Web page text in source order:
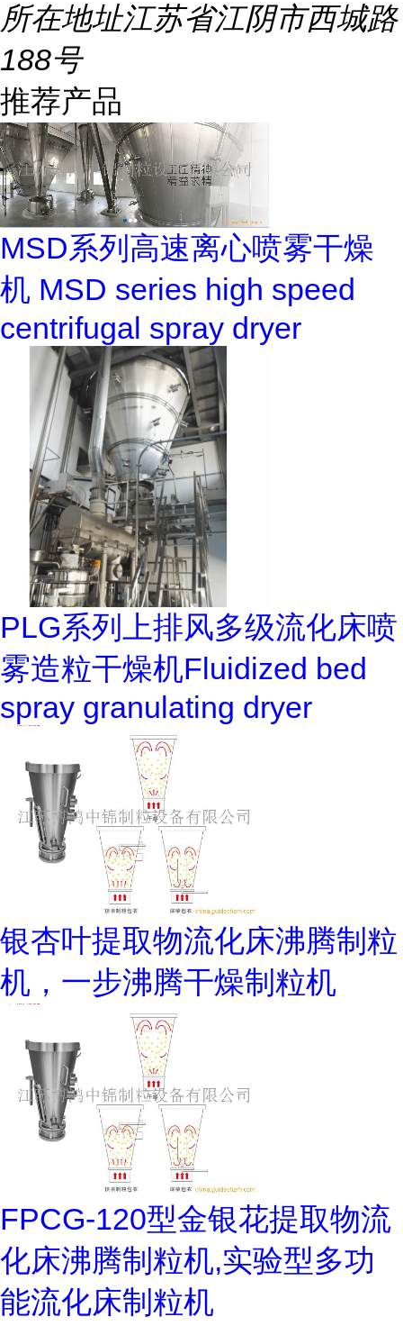
所在地址江苏省江阴市西城路
188号
推荐产品
MSD系列高速离心喷雾干燥
机 MSD series high speed
centrifugal spray dryer
PLG系列上排风多级流化床喷
雾造粒干燥机Fluidized bed
spray granulating dryer
银杏叶提取物流化床沸腾制粒
机，一步沸腾干燥制粒机
FPCG-120型金银花提取物流
化床沸腾制粒机,实验型多功
能流化床制粒机